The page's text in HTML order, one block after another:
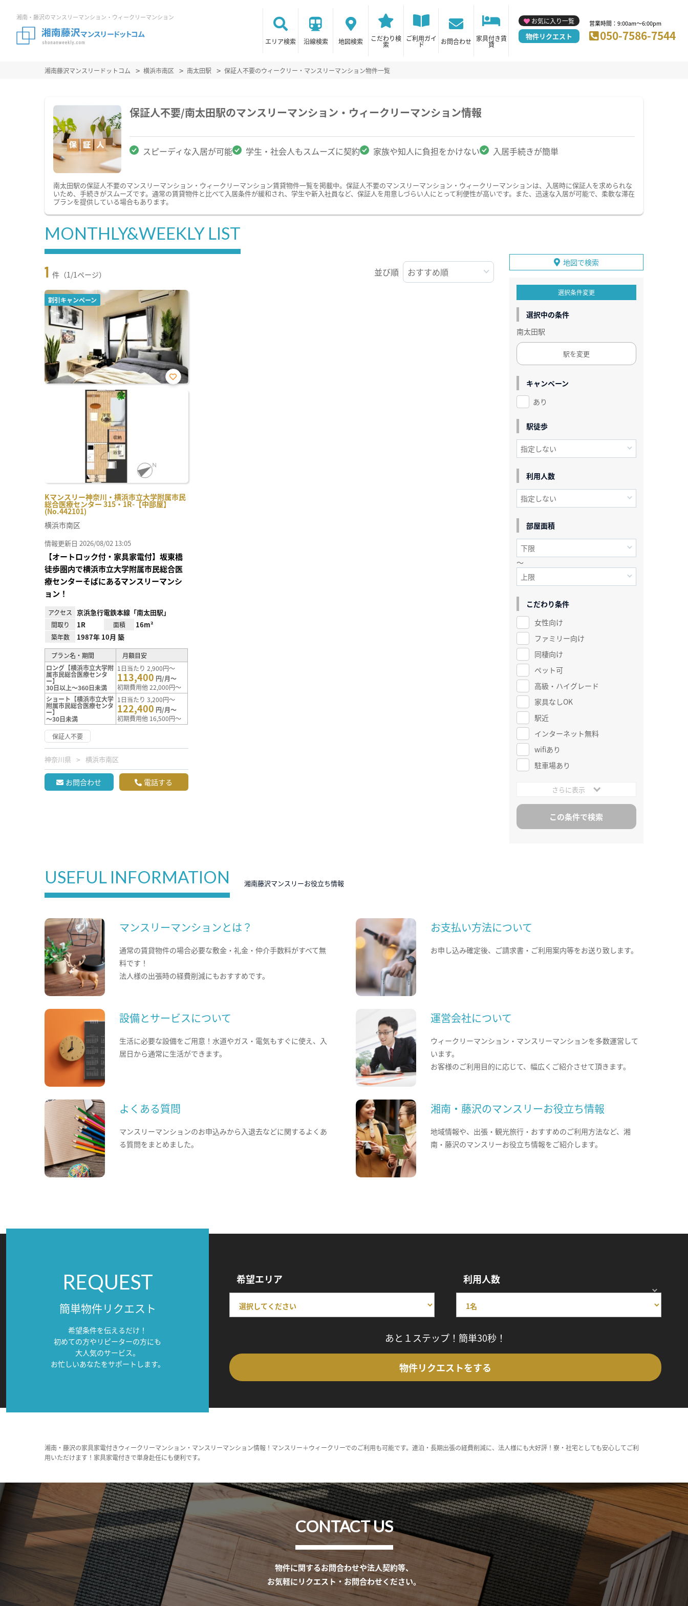
湘南・藤沢のマンスリーマンション・ウィークリーマンション
エリア検索 沿線検索 地図検索 こだわり検
索
ご利用ガイ
ド お問合わせ 家具付き賃
貸
お気に入り一覧
物件リクエスト
営業時間：9:00am～6:00pm
050-7586-7544
湘南藤沢マンスリードットコム 横浜市南区 南太田駅 保証人不要のウィークリー・マンスリーマンション物件一覧
保証人不要/南太田駅のマンスリーマンション・ウィークリーマンション情報
スピーディな入居が可能 学生・社会人もスムーズに契約 家族や知人に負担をかけない 入居手続きが簡単
南太田駅の保証人不要のマンスリーマンション・ウィークリーマンション賃貸物件一覧を掲載中。保証人不要のマンスリーマンション・ウィークリーマンションは、入居時に保証人を求められな
いため、手続きがスムーズです。通常の賃貸物件と比べて入居条件が緩和され、学生や新入社員など、保証人を用意しづらい人にとって利便性が高いです。また、迅速な入居が可能で、柔軟な滞在
プランを提供している場合もあります。
MONTHLY&WEEKLY LIST
1 件（1/1ページ） 並び順
割引キャンペーン
Kマンスリー神奈川・横浜市立大学附属市民
総合医療センター 315・1R-【中部屋】
(No.442101)
お気
横浜市南区
情報更新日 2026/08/02 13:05
【オートロック付・家具家電付】坂東橋
徒歩圏内で横浜市立大学附属市民総合医
療センターそばにあるマンスリーマンシ
ョン！
アクセス 京浜急行電鉄本線「南太田駅」
間取り 1R 面積 16m²
築年数 1987年 10月 築
プラン名・期間
月額目安
ロング【横浜市立大学附
属市民総合医療センタ
ー】
30日以上～360日未満
1日当たり 2,900円～
113,400 円/月～
初期費用他 22,000円～
ショート【横浜市立大学
附属市民総合医療センタ
ー】
～30日未満
1日当たり 3,200円～
122,400 円/月～
初期費用他 16,500円～
保証人不要
神奈川県 横浜市南区
お問合わせ 電話する
地図で検索
選択条件変更
選択中の条件
南太田駅
駅を変更
キャンペーン
あり
駅徒歩
利用人数
部屋面積
～
こだわり条件
女性向け
ファミリー向け
同棲向け
ペット可
高級・ハイグレード
家具なしOK
駅近
インターネット無料
wifiあり
駐車場あり
さらに表示
USEFUL INFORMATION 湘南藤沢マンスリーお役立ち情報
マンスリーマンションとは？
通常の賃貸物件の場合必要な敷金・礼金・仲介手数料がすべて無
料です！
法人様の出張時の経費削減にもおすすめです。
お支払い方法について
お申し込み確定後、ご請求書・ご利用案内等をお送り致します。
設備とサービスについて
生活に必要な設備をご用意！水道やガス・電気もすぐに使え、入
居日から通常に生活ができます。
運営会社について
ウィークリーマンション・マンスリーマンションを多数運営して
います。
お客様のご利用目的に応じて、幅広くご紹介させて頂きます。
よくある質問
マンスリーマンションのお申込みから入退去などに関するよくあ
る質問をまとめました。
湘南・藤沢のマンスリーお役立ち情報
地域情報や、出張・観光旅行・おすすめのご利用方法など、湘
南・藤沢のマンスリーお役立ち情報をご紹介します。
REQUEST
簡単物件リクエスト
希望条件を伝えるだけ！
初めての方やリピーターの方にも
大人気のサービス。
お忙しいあなたをサポートします。
希望エリア 利用人数
あと１ステップ！簡単30秒！
物件リクエストをする
湘南・藤沢の家具家電付きウィークリーマンション・マンスリーマンション情報！マンスリー＋ウィークリーでのご利用も可能です。連泊・長期出張の経費削減に、法人様にも大好評！寮・社宅としても安心してご利
用いただけます！家具家電付きで単身赴任にも便利です。
CONTACT US
物件に関するお問合わせや法人契約等、
お気軽にリクエスト・お問合わせください。